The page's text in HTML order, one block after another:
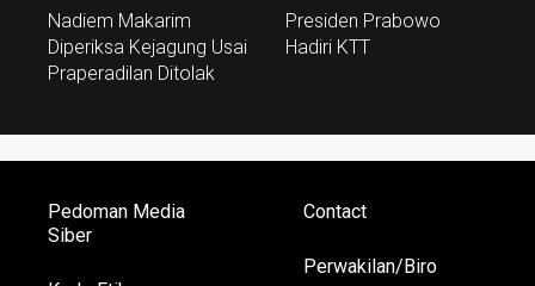
Nadiem Makarim
Diperiksa Kejagung Usai
Praperadilan Ditolak
Presiden Prabowo
Hadiri KTT
Pedoman Media
Siber
Contact
Perwakilan/Biro